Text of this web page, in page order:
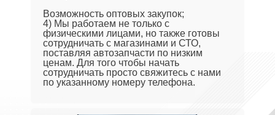
Возможность оптовых закупок;
4) Мы работаем не только с
физическими лицами, но также готовы
сотрудничать с магазинами и СТО,
поставляя автозапчасти по низким
ценам. Для того чтобы начать
сотрудничать просто свяжитесь с нами
по указанному номеру телефона.